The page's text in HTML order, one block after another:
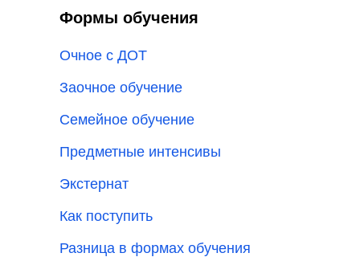
Формы обучения
Заочное обучение
Очное с ДОТ
Семейное обучение
Предметные интенсивы
Как поступить
Экстернат
Разница в формах обучения